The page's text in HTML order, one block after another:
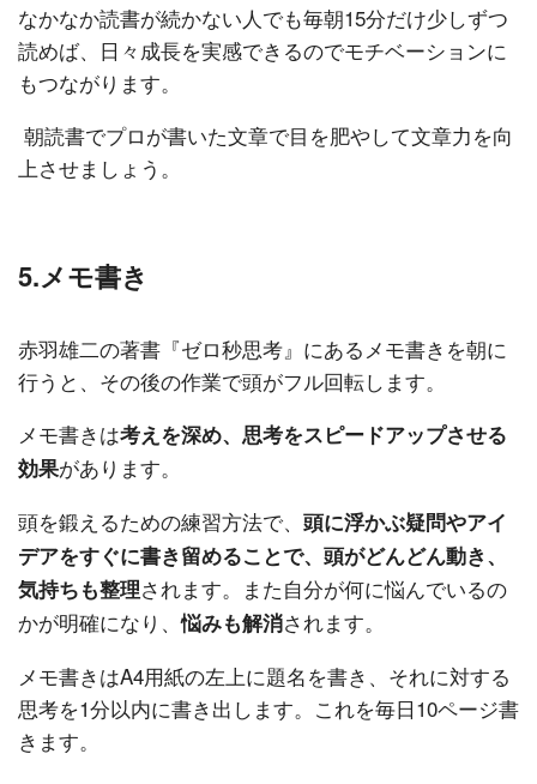
なかなか読書が続かない人でも毎朝15分だけ少しずつ
読めば、日々成長を実感できるのでモチベーションに
もつながります。
朝読書でプロが書いた文章で目を肥やして文章力を向
上させましょう。
5.メモ書き
赤羽雄二の著書『ゼロ秒思考』にあるメモ書きを朝に
行うと、その後の作業で頭がフル回転します。
メモ書きは考えを深め、思考をスピードアップさせる
効果があります。
頭を鍛えるための練習方法で、 頭に浮かぶ疑問やアイ
デアをすぐに書き留めることで、頭がどんどん動き、
気持ちも整理されます。また自分が何に悩んでいるの
かが明確になり、悩みも解消されます。
メモ書きはA4用紙の左上に題名を書き、それに対する
思考を1分以内に書き出します。これを毎日10ページ書
きます。